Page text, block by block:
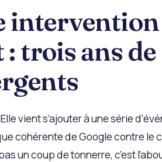
intervention
trois ans de
vient s’ajouter à une série
cohérente de Google contre le
un coup de tonnerre, c’est